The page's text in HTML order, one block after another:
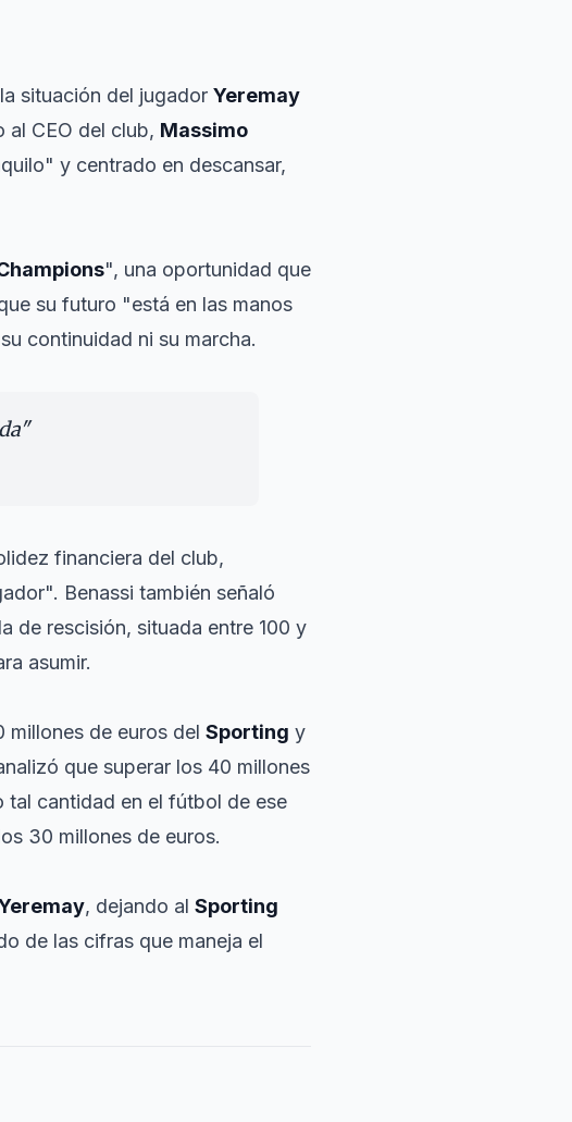
situación del jugador Yeremay
CEO del club, Massimo
y centrado en descansar,
", una oportunidad que
su futuro "está en las manos
continuidad ni su marcha.
"
financiera del club,
Benassi también señaló
de rescisión, situada entre 100 y
asumir.
millones de euros del Sporting y
que superar los 40 millones
tal cantidad en el fútbol de ese
30 millones de euros.
, dejando al Sporting
de las cifras que maneja el